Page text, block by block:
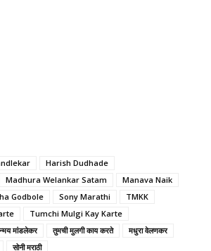
Harish Dudhade
Madhura Welankar Satam
Manava Naik
Godbole Sony Marathi
TMKK
Tumchi Mulgi Kay Karte
मांडलेकर तुमची मुलगी काय करते
मधुरा वेलणकर
सोनी मराठी